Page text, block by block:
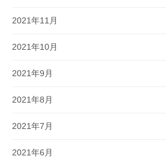
2021年11月
2021年10月
2021年9月
2021年8月
2021年7月
2021年6月